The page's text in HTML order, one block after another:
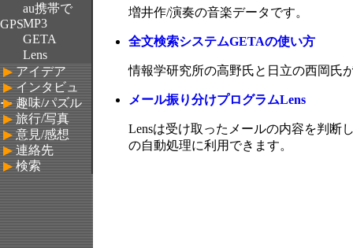
au携帯で
GPSMP3
GETA
Lens
▶ アイデア
▶ インタビュ
ー
▶ 趣味/パズル
▶ 旅行/写真
▶ 意見/感想
▶ 連絡先
▶ 検索
増井作/演奏の音楽データです。
全文検索システムGETAの使い方
情報学研究所の高野氏と日立の西岡氏
メール振り分けプログラムLens
Lensは受け取ったメールの内容を判断
の自動処理に利用できます。